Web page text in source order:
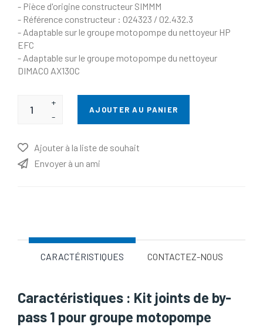
- Pièce d'origine constructeur SIMMM
- Référence constructeur : 024323 / 02.432.3
- Adaptable sur le groupe motopompe du nettoyeur HP
EFC
- Adaptable sur le groupe motopompe du nettoyeur
DIMACO AX130C
+
-
AJOUTER AU PANIER
Ajouter à la liste de souhait
Envoyer à un ami
CARACTÉRISTIQUES CONTACTEZ-NOUS
Caractéristiques : Kit joints de by-
pass 1 pour groupe motopompe